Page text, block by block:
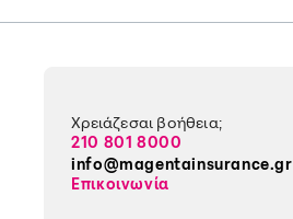
Χρειάζεσαι βοήθεια;
210 801 8000
info@magentainsurance.gr
Επικοινωνία